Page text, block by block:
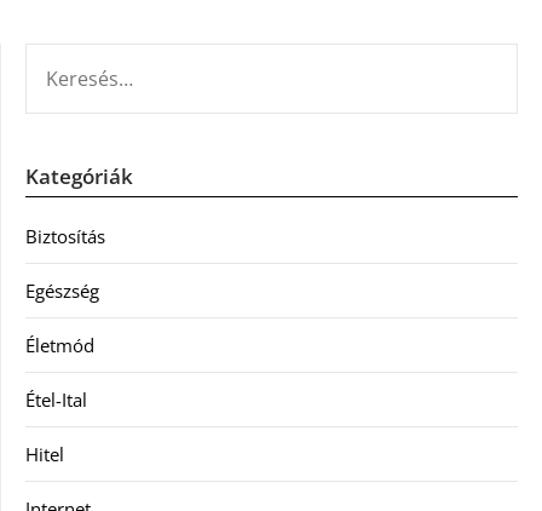
Kategóriák
Biztosítás
Egészség
Életmód
Étel-Ital
Hitel